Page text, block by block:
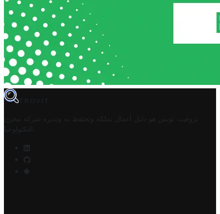
TROVIT
تروفيت تونس هو دليل أعمال تملكه وتحتفظ به وتديره
شركة مخزن
التكنولوجيا